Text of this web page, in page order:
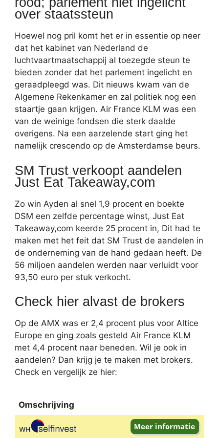
over staatssteun
Hoewel nog pril komt het er in essentie op neer
dat het kabinet van Nederland de
luchtvaartmaatschappij al toezegde steun te
bieden zonder dat het parlement ingelicht en
geraadpleegd was. Dit nieuws kwam van de
Algemene Rekenkamer en zal politiek nog een
staartje gaan krijgen. Air France KLM was een
van de weinige fondsen die sterk daalde
overigens. Na een aarzelende start ging het
namelijk crescendo op de Amsterdamse beurs.
SM Trust verkoopt aandelen
Just Eat Takeaway,com
Zo win Ayden al snel 1,9 procent en boekte
DSM een zelfde percentage winst, Just Eat
Takeaway,com keerde 25 procent in, Dit had te
maken met het feit dat SM Trust de aandelen in
de onderneming van de hand gedaan heeft. De
56 miljoen aandelen werden naar verluidt voor
93,50 euro per stuk verkocht.
Check hier alvast de brokers
Op de AMX was er 2,4 procent plus voor Altice
Europe en ging zoals gesteld Air France KLM
met 4,4 procent naar beneden. Wil je ook in
aandelen? Dan krijg je te maken met brokers.
Check en vergelijk ze hier:
Omschrijving
Omschrijving